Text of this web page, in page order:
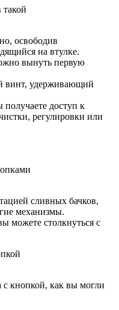
такой
освободив
на втулке.
вынуть первую
винт, удерживающий
доступ к
регулировки или
сливных бачков,
механизмы.
можете столкнуться с
с кнопкой, как вы могли